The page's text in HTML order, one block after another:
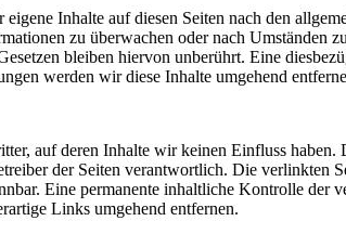
Inhalte auf diesen Seiten nach den
zu überwachen oder nach
bleiben hiervon unberührt. Eine
werden wir diese Inhalte umgehend
auf deren Inhalte wir keinen Einfluss
der Seiten verantwortlich. Die
Eine permanente inhaltliche Kontrolle der
Links umgehend entfernen.